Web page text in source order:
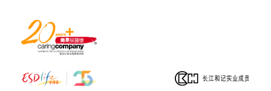
红血球分佈宽度
红血球计数
红血球压积量
淋巴白血球
单核白血球